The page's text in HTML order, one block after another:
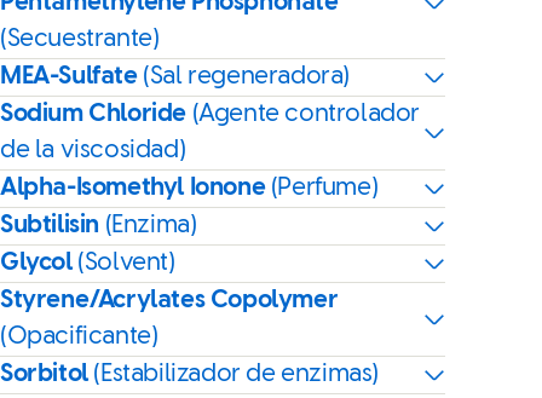
(Secuestrante)
MEA-Sulfate (Sal regeneradora)
Sodium Chloride (Agente controlador
de la viscosidad)
Alpha-Isomethyl Ionone (Perfume)
Subtilisin (Enzima)
Glycol(Solvent)
Styrene/Acrylates Copolymer
(Opacificante)
Sorbitol(Estabilizador de enzimas)